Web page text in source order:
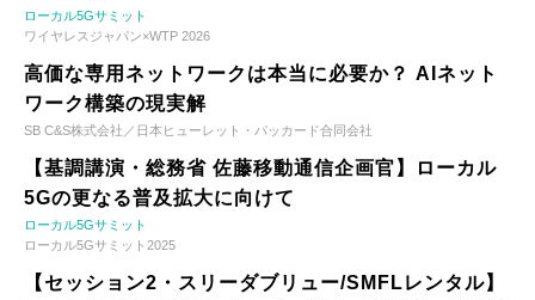
ローカル5Gサミット
ワイヤレスジャパン×WTP 2026
高価な専用ネットワークは本当に必要か？ AIネット
ワーク構築の現実解
SB C&S株式会社／日本ヒューレット・パッカード合同会社
【基調講演・総務省 佐藤移動通信企画官】ローカル
5Gの更なる普及拡大に向けて
ローカル5Gサミット
ローカル5Gサミット2025
【セッション2・スリーダブリュー/SMFLレンタル】